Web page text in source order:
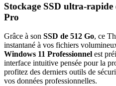
Stockage SSD ultra-rapide
Pro
Grâce à son SSD de 512 Go, ce
instantané à vos fichiers
Windows 11 Professionnel est
interface intuitive pensée pour la
profitez des derniers outils de
vos données professionnelles.